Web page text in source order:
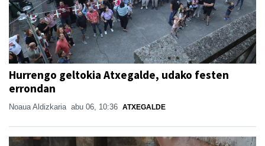
Hurrengo geltokia Atxegalde, udako festen
errondan
Noaua Aldizkaria abu 06, 10:36 ATXEGALDE